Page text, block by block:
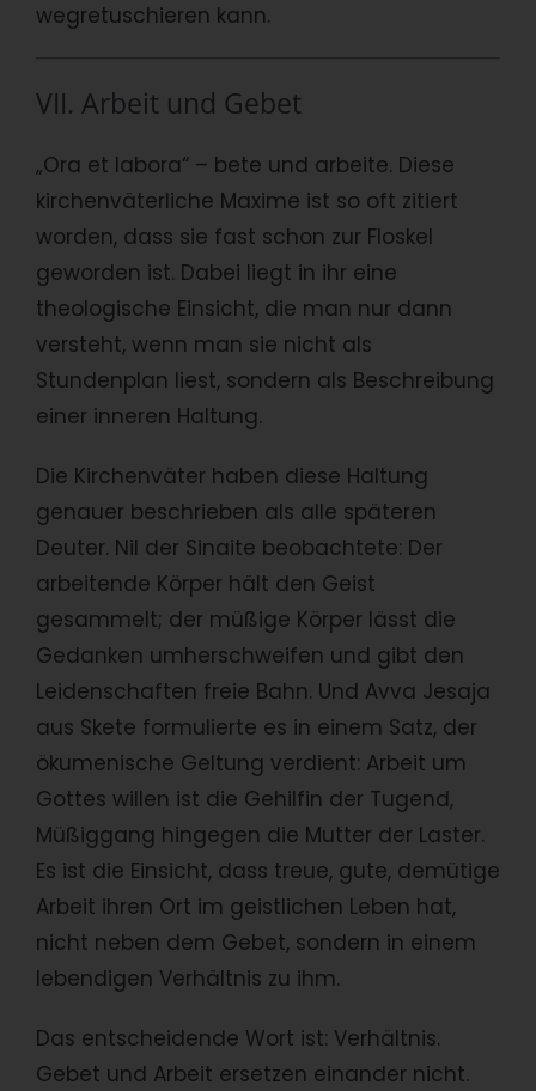
wegretuschieren kann.
VII. Arbeit und Gebet
„Ora et labora“ – bete und arbeite. Diese
kirchenväterliche Maxime ist so oft zitiert
worden, dass sie fast schon zur Floskel
geworden ist. Dabei liegt in ihr eine
theologische Einsicht, die man nur dann
versteht, wenn man sie nicht als
Stundenplan liest, sondern als Beschreibung
einer inneren Haltung.
Die Kirchenväter haben diese Haltung
genauer beschrieben als alle späteren
Deuter. Nil der Sinaite beobachtete: Der
arbeitende Körper hält den Geist
gesammelt; der müßige Körper lässt die
Gedanken umherschweifen und gibt den
Leidenschaften freie Bahn. Und Avva Jesaja
aus Skete formulierte es in einem Satz, der
ökumenische Geltung verdient: Arbeit um
Gottes willen ist die Gehilfin der Tugend,
Müßiggang hingegen die Mutter der Laster.
Es ist die Einsicht, dass treue, gute, demütige
Arbeit ihren Ort im geistlichen Leben hat,
nicht neben dem Gebet, sondern in einem
lebendigen Verhältnis zu ihm.
Das entscheidende Wort ist: Verhältnis.
Gebet und Arbeit ersetzen einander nicht.